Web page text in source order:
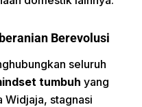
Berevolusi
seluruh
tumbuh yang
Widjaja, stagnasi